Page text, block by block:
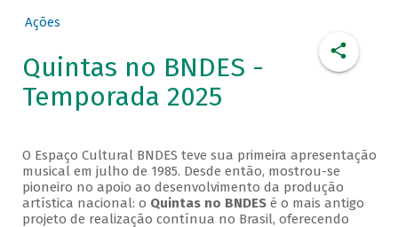
Ações
Quintas no BNDES -
Temporada 2025
O Espaço Cultural BNDES teve sua primeira apresentação
musical em julho de 1985. Desde então, mostrou-se
pioneiro no apoio ao desenvolvimento da produção
artística nacional: o Quintas no BNDESé o mais antigo
projeto de realização contínua no Brasil, oferecendo